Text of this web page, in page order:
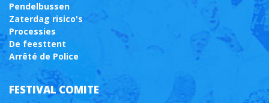
Pendelbussen
Zaterdag risico's
Processies
De feesttent
Arrêté de Police
FESTIVAL COMITE